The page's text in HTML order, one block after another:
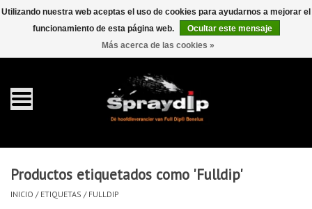
0 Artículos - €0,00
galón 4 liter
Spray 400ml
Completa dip sets
Productos etiquetados como 'Fulldip'
INICIO / ETIQUETAS / FULLDIP
Utilizando nuestra web aceptas el uso de cookies para ayudarnos a mejorar el
funcionamiento de esta página web.
Ocultar este mensaje
Más acerca de las cookies »